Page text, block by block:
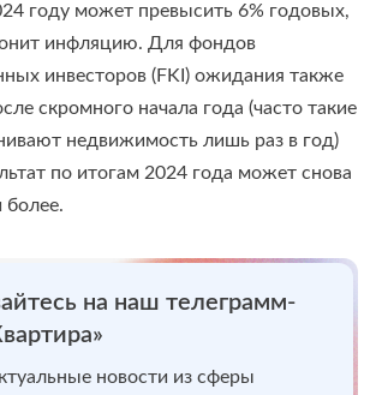
году может превысить 6% годовых,
инфляцию. Для фондов
инвесторов (FKI) ожидания также
скромного начала года (часто такие
недвижимость лишь раз в год)
по итогам 2024 года может снова
более.
на наш телеграмм-
новости из сферы